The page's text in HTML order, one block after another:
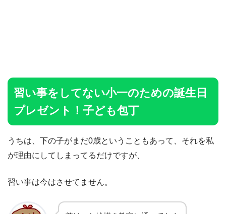
習い事をしてない小一のための誕生日
プレゼント！子ども包丁
うちは、下の子がまだ0歳ということもあって、それを私
が理由にしてしまってるだけですが、
習い事は今はさせてません。